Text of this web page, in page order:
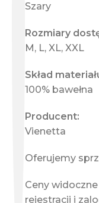
Szary
Rozmiary
M, L, XL, XXL
Skład
100% bawełna
Producent:
Vienetta
Oferujemy
Ceny
rejestracji i